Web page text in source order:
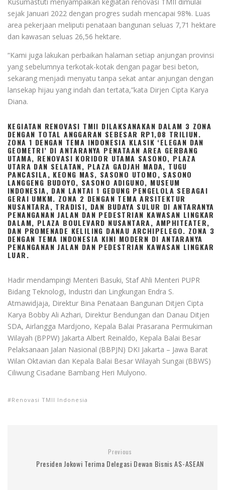
sejak Januari 2022 dengan progres sudah mencapai 98%. Luas
area pekerjaan meliputi penataan bangunan seluas 7,71 hektare
dan kawasan seluas 26,56 hektare.
“Kami juga lakukan perbaikan halaman setiap anjungan provinsi
yang sebelumnya terkotak-kotak dengan pagar besi beton,
sekarang menjadi menyatu tanpa sekat antar anjungan dengan
lansekap hijau yang indah dan tertata,”kata Dirjen Cipta Karya
Diana.
KEGIATAN RENOVASI TMII DILAKSANAKAN DALAM 3 ZONA
DENGAN TOTAL ANGGARAN SEBESAR RP1,08 TRILIUN.
ZONA 1 DENGAN TEMA INDONESIA KLASIK ‘ELEGAN DAN
GEOMETRI’ DI ANTARANYA PENATAAN AREA GERBANG
UTAMA, RENOVASI KORIDOR UTAMA SASONO, PLAZA
UTARA DAN SELATAN, PLAZA GADJAH MADA, TUGU
PANCASILA, KEONG MAS, SASONO UTOMO, SASONO
LANGGENG BUDOYO, SASONO ADIGUNO, MUSEUM
INDONESIA, DAN LANTAI 1 GEDUNG PENGELOLA SEBAGAI
GERAI UMKM. ZONA 2 DENGAN TEMA ARSITEKTUR
NUSANTARA, TRADISI, DAN BUDAYA SULUR DI ANTARANYA
PENANGANAN JALAN DAN PEDESTRIAN KAWASAN LINGKAR
DALAM, PLAZA BOULEVARD NUSANTARA, AMPHITEATER,
DAN PROMENADE KELILING DANAU ARCHIPELEGO. ZONA 3
DENGAN TEMA INDONESIA KINI MODERN DI ANTARANYA
PENANGANAN JALAN DAN PEDESTRIAN KAWASAN LINGKAR
LUAR.
Hadir mendampingi Menteri Basuki, Staf Ahli Menteri PUPR
Bidang Teknologi, Industri dan Lingkungan Endra S.
Atmawidjaja, Direktur Bina Penataan Bangunan Ditjen Cipta
Karya Bobby Ali Azhari, Direktur Bendungan dan Danau Ditjen
SDA, Airlangga Mardjono, Kepala Balai Prasarana Permukiman
Wilayah (BPPW) Jakarta Albert Reinaldo, Kepala Balai Besar
Pelaksanaan Jalan Nasional (BBPJN) DKI Jakarta – Jawa Barat
Wilan Oktavian dan Kepala Balai Besar Wilayah Sungai (BBWS)
Ciliwung Cisadane Bambang Heri Mulyono.
Renovasi TMII Indonesia
Previous
Presiden Jokowi Terima Delegasi Dewan Bisnis AS-ASEAN